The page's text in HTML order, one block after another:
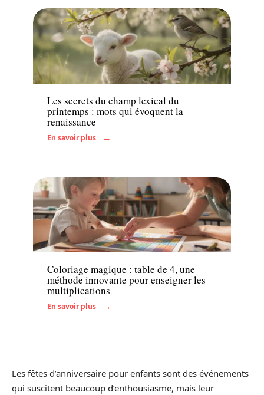
Famille
Les secrets du champ lexical du
printemps : mots qui évoquent la
renaissance
En savoir plus
Famille
Coloriage magique : table de 4, une
méthode innovante pour enseigner les
multiplications
En savoir plus
Les fêtes d’anniversaire pour enfants sont des événements
qui suscitent beaucoup d’enthousiasme, mais leur